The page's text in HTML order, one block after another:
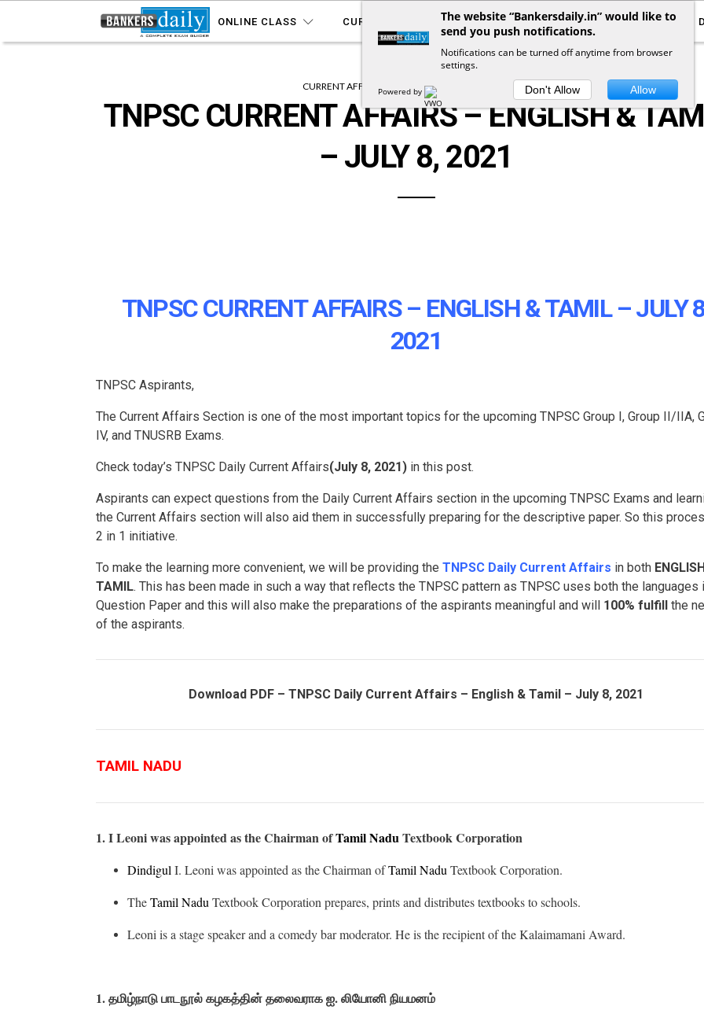
ONLINE CLASS CURRENT AFFAIRS YOUTUBE NOTIFICATIONS
CURRENT AFFAIRS TNPSC CURRENT AFFAIRS TAMIL
TNPSC CURRENT AFFAIRS – ENGLISH &
– JULY 8, 2021
TNPSC CURRENT AFFAIRS – ENGLISH & TAMIL – JULY
2021
TNPSC Aspirants,
The Current Affairs Section is one of the most important topics for the upcoming TNPSC Group I, Group II/IIA,
IV, and TNUSRB Exams.
Check today’s TNPSC Daily Current Affairs(July 8, 2021) in this post.
Aspirants can expect questions from the Daily Current Affairs section in the upcoming TNPSC Exams and
the Current Affairs section will also aid them in successfully preparing for the descriptive paper. So this
2 in 1 initiative.
To make the learning more convenient, we will be providing the TNPSC Daily Current Affairs in both
TAMIL. This has been made in such a way that reflects the TNPSC pattern as TNPSC uses both the languages
Question Paper and this will also make the preparations of the aspirants meaningful and will 100% fulfill
the
of the aspirants.
Download PDF – TNPSC Daily Current Affairs – English & Tamil – July 8, 2021
TAMIL NADU
1. I Leoni was appointed as the Chairman ofTamil NaduTextbook Corporation
Dindigul I. Leoni was appointed as the Chairman ofTamil Nadu Textbook Corporation.
TheTamil Nadu Textbook Corporation prepares, prints and distributes textbooks to schools.
Leoni is a stage speaker and a comedy bar moderator. He is the recipient of the Kalaimamani Award.
1. தமிழ்நாடு பாடநூல் கழகத்தின் தலைவராக ஐ. லியோனி நியமனம்
The website “Bankersdaily.in” would like to
send you push notifications.
Notifications can be turned off anytime from browser
settings.
Powered by Don't Allow Allow